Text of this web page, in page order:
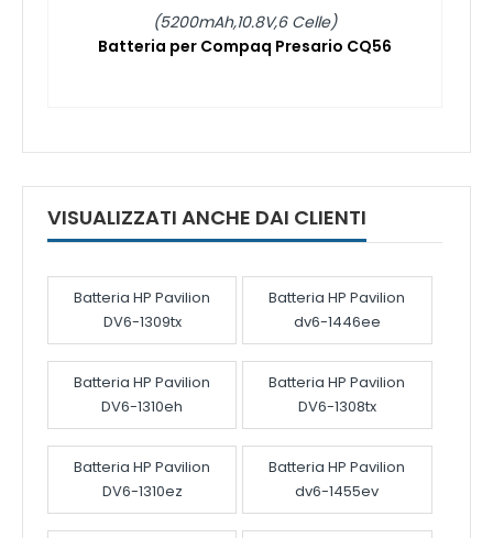
(5200mAh,10.8V,6 Celle)
Batteria per Compaq Presario CQ56
VISUALIZZATI ANCHE DAI CLIENTI
Batteria HP Pavilion
DV6-1309tx
Batteria HP Pavilion
dv6-1446ee
Batteria HP Pavilion
DV6-1310eh
Batteria HP Pavilion
DV6-1308tx
Batteria HP Pavilion
DV6-1310ez
Batteria HP Pavilion
dv6-1455ev